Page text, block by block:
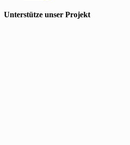
Unterstütze unser Projekt